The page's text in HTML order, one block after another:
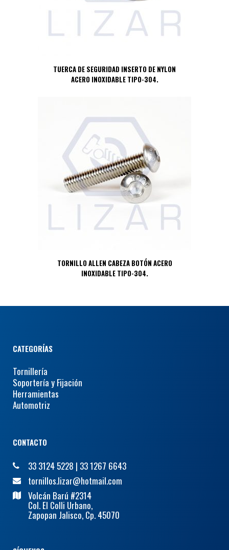
TUERCA DE SEGURIDAD INSERTO DE NYLON
ACERO INOXIDABLE TIPO-304.
TORNILLO ALLEN CABEZA BOTÓN ACERO
INOXIDABLE TIPO-304.
CATEGORÍAS
Tornillería
Soportería y Fijación
Herramientas
Automotriz
CONTACTO
33 3124 5228 | 33 1267 6643
tornillos.lizar@hotmail.com
Volcán Barú #2314
Col. El Colli Urbano,
Zapopan Jalisco, Cp. 45070